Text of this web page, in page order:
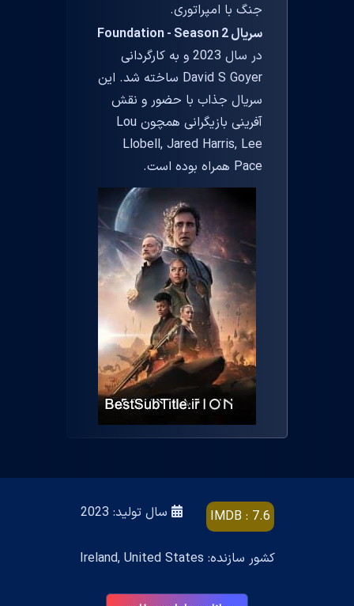
جنگ با امپراتوری.
سریال Foundation - Season 2
در سال 2023 و به کارگردانی
David S Goyer ساخته شد. این
سریال جذاب با حضور و نقش
آفرینی بازیگرانی همچون Lou
Llobell, Jared Harris, Lee
Pace همراه بوده است.
IMDB : 7.6 سال تولید: 2023
کشور سازنده: Ireland, United States